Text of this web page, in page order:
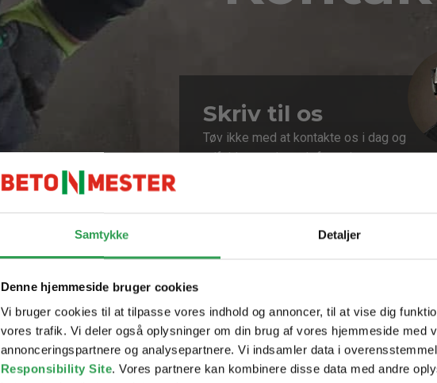
Samtykke Detaljer
Denne hjemmeside bruger cookies
Vi bruger cookies til at tilpasse vores indhold og annoncer, til at vise dig
vores trafik. Vi deler også oplysninger om din brug af vores hjemmeside med
annonceringspartnere og analysepartnere. Vi indsamler data i
Responsibility Site. Vores partnere kan kombinere disse data med andre
Skriv til os
Tøv ikke med at kontakte os i dag og
udfyld vores kontaktformular.